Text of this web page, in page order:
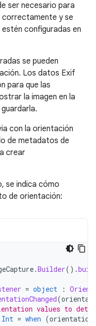
ser necesario para
y se
configuradas en
se pueden
Los datos Exif
para que las
la imagen en la
con la orientación
de metadatos de
crear
se indica cómo
de orientación:
.Builder().
= object :
(
values to
Int = when (orientation